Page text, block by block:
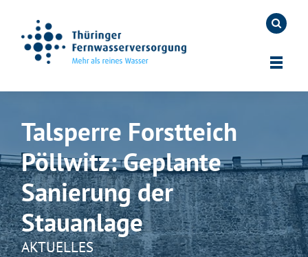
Talsperre Forstteich
Pöllwitz: Geplante
Sanierung der
Stauanlage
AKTUELLES